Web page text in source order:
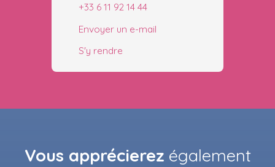
+33 6 11 92 14 44
Envoyer un e-mail
S'y rendre
Vous apprécierez également